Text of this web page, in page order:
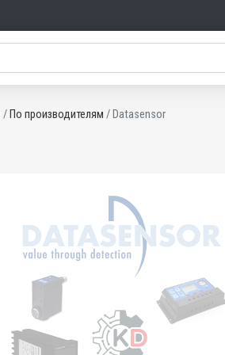
По производителям Datasensor